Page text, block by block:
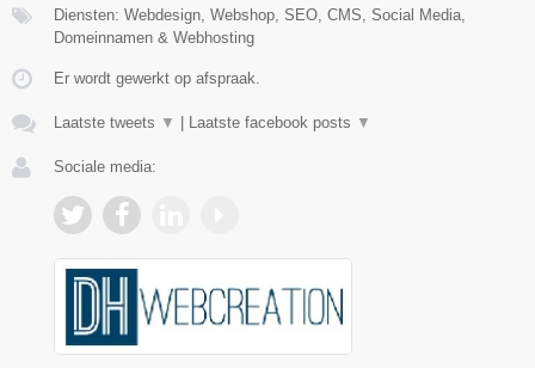
Diensten: Webdesign, Webshop, SEO, CMS, Social Media,
Domeinnamen & Webhosting
Er wordt gewerkt op afspraak.
Laatste tweets ▼ Laatste facebook posts ▼
Sociale media: